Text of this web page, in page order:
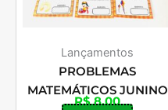
Lançamentos
PROBLEMAS
MATEMÁTICOS JUNINO
R$8,00